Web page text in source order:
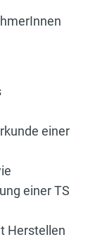
einer
einer TS
Herstellen